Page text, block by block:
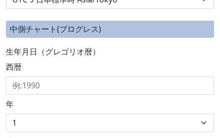
中側チャート(プログレス)
生年月日（グレゴリオ暦）
西暦
年